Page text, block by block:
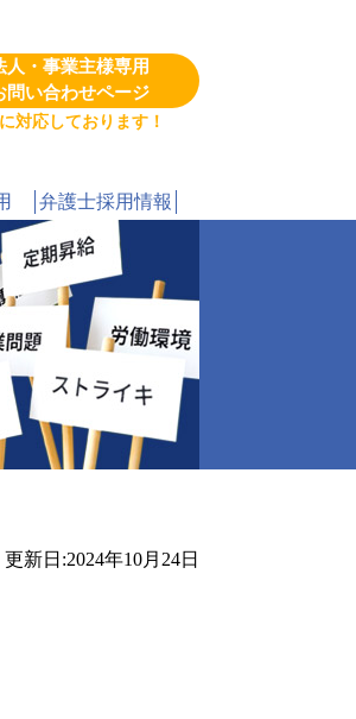
人・事業主様専用
問い合わせページ
対応しております！
弁護士採用情報
新日:2024年10月24日